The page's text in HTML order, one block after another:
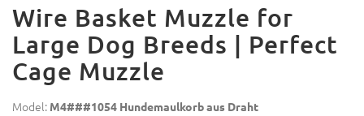
Wire Basket Muzzle for
Large Dog Breeds | Perfect
Cage Muzzle
Model: M4###1054 Hundemaulkorb aus Draht